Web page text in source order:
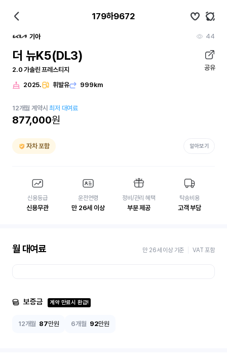
179하9672
기아 44
더 뉴K5(DL3)
2.0 가솔린 프레스티지 공유
2025. 휘발유 999km
12개월 계약시최저 대여료
877,000원
자차 포함 알아보기
신용등급
신용무관
운전연령
만 26세 이상
정비/관리 혜택
부분 제공
탁송비용
고객 부담
월 대여료 만 26세 이상 기준 VAT 포함
보증금 계약 만료시 환급!
12개월 87만원 6개월 92만원